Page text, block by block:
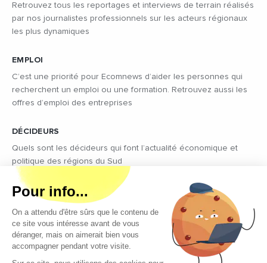
Retrouvez tous les reportages et interviews de terrain réalisés
par nos journalistes professionnels sur les acteurs régionaux
les plus dynamiques
EMPLOI
C’est une priorité pour Ecomnews d’aider les personnes qui
recherchent un emploi ou une formation. Retrouvez aussi les
offres d’emploi des entreprises
DÉCIDEURS
Quels sont les décideurs qui font l’actualité économique et
politique des régions du Sud
Copyright © 2026 - Tous droits réservés